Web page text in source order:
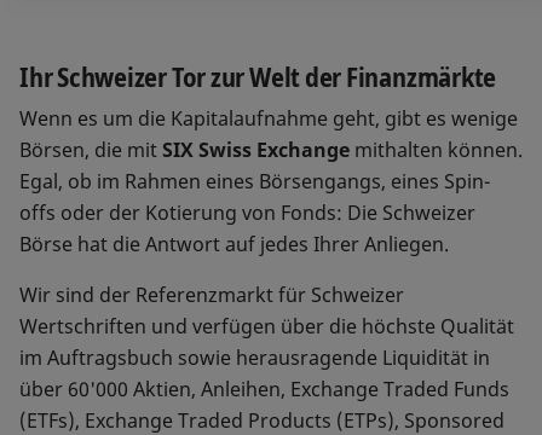
Ihr Schweizer Tor zur Welt der Finanzmärkte
Wenn es um die Kapitalaufnahme geht, gibt es wenige
Börsen, die mitSIX Swiss Exchange mithalten können.
Egal, ob im Rahmen eines Börsengangs, eines Spin-
offs oder der Kotierung von Fonds: Die Schweizer
Börse hat die Antwort auf jedes Ihrer Anliegen.
Wir sind der Referenzmarkt für Schweizer
Wertschriften und verfügen über die höchste Qualität
im Auftragsbuch sowie herausragende Liquidität in
über 60'000 Aktien, Anleihen, Exchange Traded Funds
(ETFs), Exchange Traded Products (ETPs), Sponsored